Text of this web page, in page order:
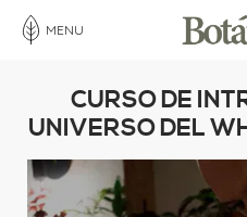
MENU
CURSO DE
UNIVERSO DEL